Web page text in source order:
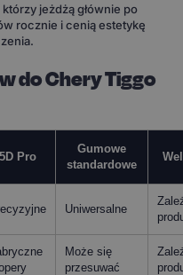
jeżdżą głównie po
rocznie i cenią estetykę
do Chery Tiggo
5D Pro
Gumowe
standardowe
Uniwersalne
Może się
przesuwać